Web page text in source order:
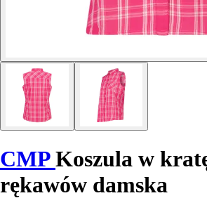
CMPKoszula w
rękawów damska